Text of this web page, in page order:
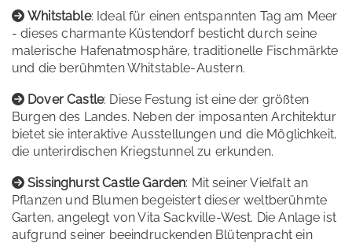
Whitstable: Ideal für einen entspannten Tag am Meer
- dieses charmante Küstendorf besticht durch seine
malerische Hafenatmosphäre, traditionelle Fischmärkte
und die berühmten Whitstable-Austern.
Dover Castle: Diese Festung ist eine der größten
Burgen des Landes. Neben der imposanten Architektur
bietet sie interaktive Ausstellungen und die Möglichkeit,
die unterirdischen Kriegstunnel zu erkunden.
Sissinghurst Castle Garden: Mit seiner Vielfalt an
Pflanzen und Blumen begeistert dieser weltberühmte
Garten, angelegt von Vita Sackville-West. Die Anlage ist
aufgrund seiner beeindruckenden Blütenpracht ein